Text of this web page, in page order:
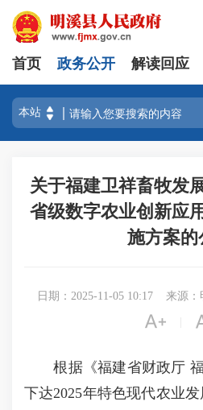
首页 政务公开 解读回应
关于福建卫祥畜牧发
省级数字农业创新应
施方案的
日期：2025-11-05 10:17 来源：

根据《福建省财政厅 福
下达2025年特色现代农业